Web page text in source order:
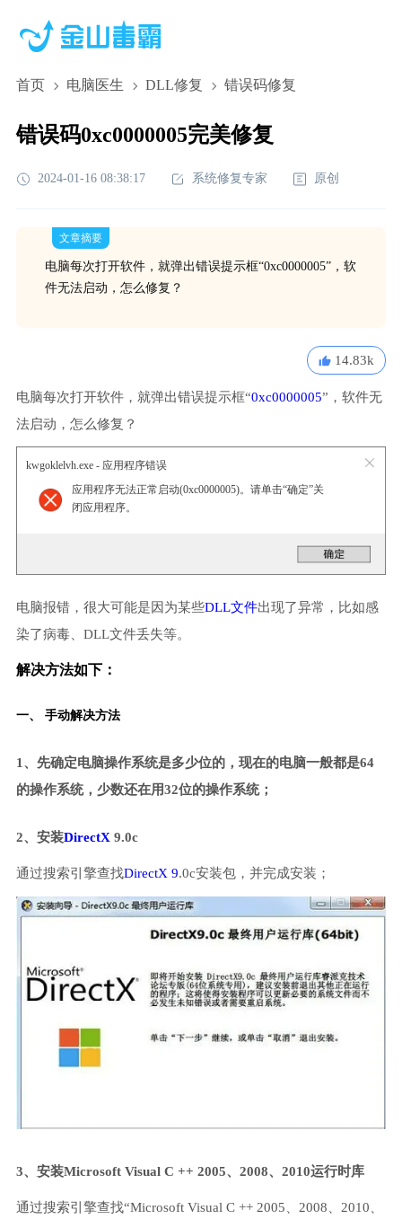
首页 电脑医生 DLL修复 错误码修复
错误码0xc0000005完美修复
2024-01-16 08:38:17 系统修复专家 原创
文章摘要
电脑每次打开软件，就弹出错误提示框“0xc0000005”，软
件无法启动，怎么修复？
14.83k
电脑每次打开软件，就弹出错误提示框“0xc0000005”，软件无
法启动，怎么修复？
kwgoklelvh.exe - 应用程序错误
应用程序无法正常启动(0xc0000005)。请单击“确定”关
闭应用程序。
电脑报错，很大可能是因为某些DLL文件出现了异常，比如感
染了病毒、DLL文件丢失等。
解决方法如下：
一、 手动解决方法
1、先确定电脑操作系统是多少位的，现在的电脑一般都是64
的操作系统，少数还在用32位的操作系统；
2、安装DirectX 9.0c
通过搜索引擎查找DirectX 9.0c安装包，并完成安装；
3、安装Microsoft Visual C ++ 2005、2008、2010运行时库
通过搜索引擎查找“Microsoft Visual C ++ 2005、2008、2010、